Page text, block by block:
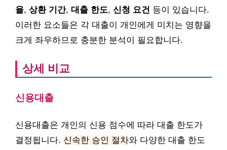
율, 상환 기간, 대출 한도, 신청 요건 등이 있습니다.
이러한 요소들은 각 대출이 개인에게 미치는 영향을
크게 좌우하므로 충분한 분석이 필요합니다.
상세 비교
신용대출
신용대출은 개인의 신용 점수에 따라 대출 한도가
결정됩니다. 신속한 승인 절차와 다양한 대출 한도